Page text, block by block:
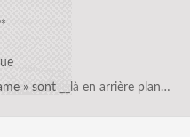
» sont
__là en arrière plan…